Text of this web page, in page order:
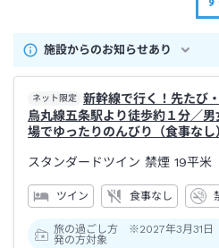
施設からのお知らせあり
ネット限定
新幹線で行く！先たび
烏丸線五条駅より徒歩約１分／
場でゆったりのんびり（食事なし
スタンダードツイン 禁煙 19平米
ツイン 食事なし
旅の過ごし方 ※2027年3月31日
発の方対象